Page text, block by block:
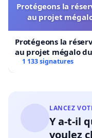
Protégeons la
au projet
Protégeons la
au projet mégalo
1 133 signatures
LANCEZ
Y a-t-il
voulez